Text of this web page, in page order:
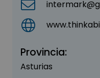
Provincia:
Asturias